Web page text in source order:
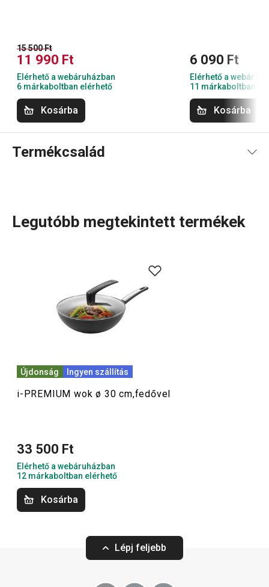
15 500 Ft
11 990 Ft
Elérhető a webáruházban
6 márkaboltban elérhető
Kosárba
6 090 Ft
Elérhető a
11 márkaboltban
Kosárba
Termékcsalád
termékcsalád fejlesztése során elsősorban a
összpontosítottunk – a klasszikus
méretektől amély serpenyőkig
kategóriái közé tartoznak az i-PREMIUM Stone
természetes kőhatású serpenyők és az i-PREMIUM
amelyek megóvják az indukciós főzőlapokat a mechanikai
sérülésektől.
Legutóbb megtekintett termékek
Újdonság Ingyen szállítás
i-PREMIUM wok ø 30 cm,fedővel
33 500 Ft
Elérhető a webáruházban
12 márkaboltban elérhető
Kosárba
Lépj feljebb